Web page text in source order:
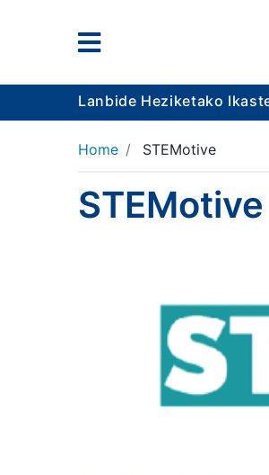
Lanbide Heziketako
Home STEMotive
STEMotive